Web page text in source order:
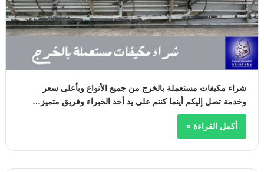
شراء مكيفات مستعملة بالخرج من جميع الأنواع وبأعلى سعر
وخدمة تصل إليكم أينما كنتم على يد أحد الخبراء وفريق متميز…
أكمل القراءة »